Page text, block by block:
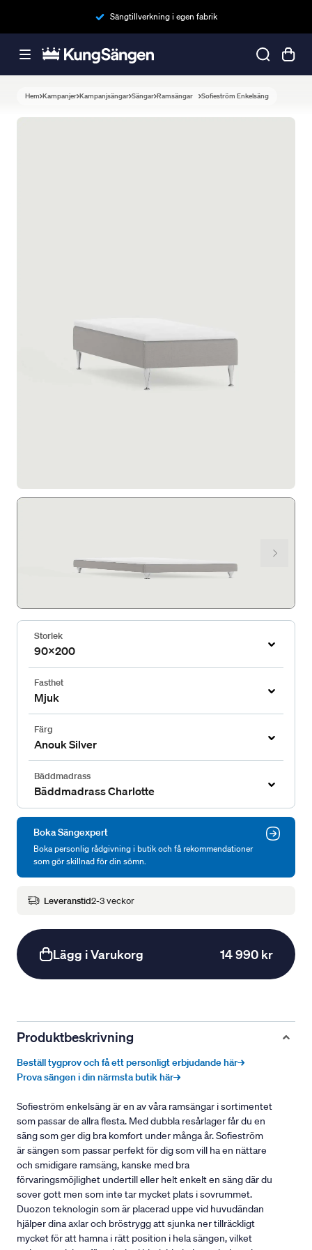
Sängtillverkning i egen fabrik
Hem Kampanjer Kampanjsängar Sängar Ramsängar Sofieström Enkelsäng
Storlek
90x200
Fasthet
Mjuk
Färg
Anouk Silver
Bäddmadrass
Bäddmadrass Charlotte
Boka Sängexpert
Boka personlig rådgivning i butik och få rekommendationer
som gör skillnad för din sömn.
Leveranstid2-3 veckor
Lägg i Varukorg 14 990 kr
Produktbeskrivning
Beställ tygprov och få ett personligt erbjudande här→
Prova sängen i din närmsta butik här→
Sofieström enkelsäng är en av våra ramsängar i sortimentet
som passar de allra flesta. Med dubbla resårlager får du en
säng som ger dig bra komfort under många år. Sofieström
är sängen som passar perfekt för dig som vill ha en nättare
och smidigare ramsäng, kanske med bra
förvaringsmöjlighet undertill eller helt enkelt en säng där du
sover gott men som inte tar mycket plats i sovrummet.
Duozon teknologin som är placerad uppe vid huvudändan
hjälper dina axlar och bröstrygg att sjunka ner tillräckligt
mycket för att hamna i rätt position i hela sängen, vilket